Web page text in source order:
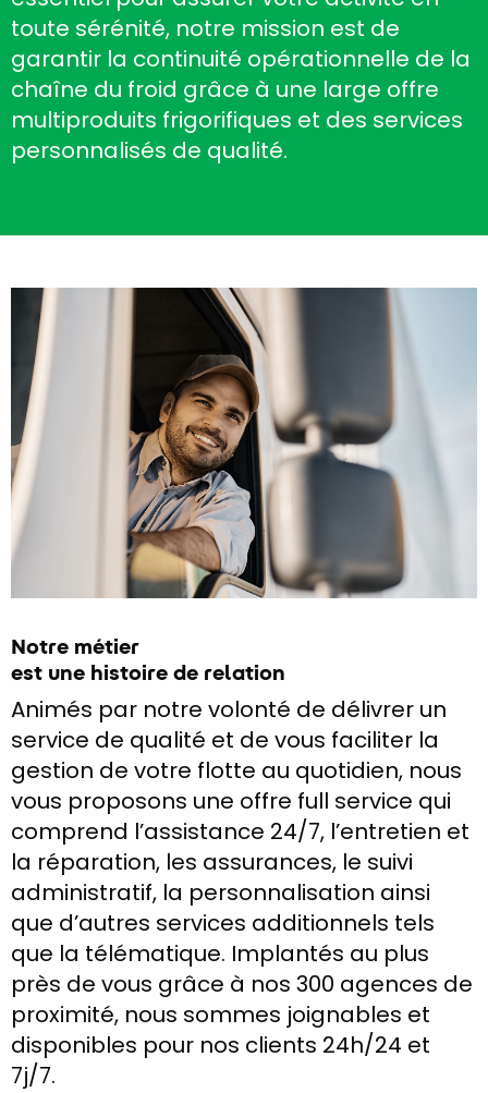
toute sérénité, notre mission est de
garantir la continuité opérationnelle de la
chaîne du froid grâce à une large offre
multiproduits frigorifiques et des services
personnalisés de qualité.
Notre métier
est une histoire de relation
Animés par notre volonté de délivrer un
service de qualité et de vous faciliter la
gestion de votre flotte au quotidien, nous
vous proposons une offre full service qui
comprend l’assistance 24/7, l’entretien et
la réparation, les assurances, le suivi
administratif, la personnalisation ainsi
que d’autres services additionnels tels
que la télématique. Implantés au plus
près de vous grâce à nos 300 agences de
proximité, nous sommes joignables et
disponibles pour nos clients 24h/24 et
7j/7.